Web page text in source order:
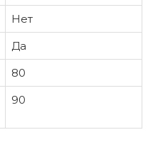
Нет
Да
80
90